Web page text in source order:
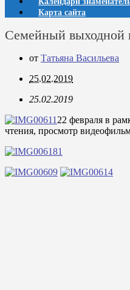
Карта сайта
Семейный выходной
от Татьяна Васильева
25.02.2019
25.02.2019
22 февраля в
чтения, просмотр